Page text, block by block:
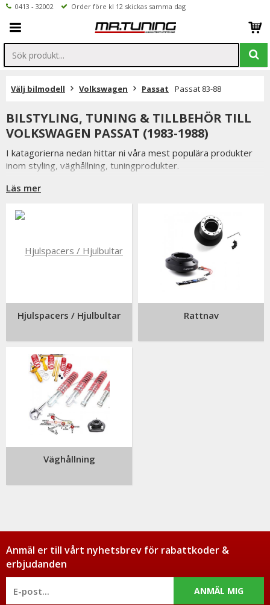
0413 - 32002 Order före kl 12 skickas samma dag
Välj bilmodell Volkswagen Passat Passat 83-88
BILSTYLING, TUNING & TILLBEHÖR TILL
VOLKSWAGEN PASSAT (1983-1988)
I katagorierna nedan hittar ni våra mest populära produkter
inom styling, väghållning, tuningprodukter.
Är det något som du funderar över eller inte hittar i vårt
Till Volkswagen Passat 83-88.
Läs mer
Hjulspacers / Hjulbultar Rattnav
Väghållning
Anmäl er till vårt nyhetsbrev för rabattkoder &
erbjudanden
ANMÄL MIG